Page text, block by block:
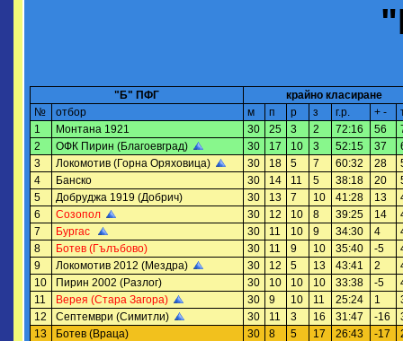
"Б" ПФГ
крайно класиране
№
отбор м п р з г.р. + -
1
Монтана 1921 30 25 3 2 72:16 56
2
ОФК Пирин (Благоевград) 30 17 10 3 52:15 37
3
Локомотив (Горна Оряховица) 30 18 5 7 60:32 28
4
Банско 30 14 11 5 38:18 20
5
Добруджа 1919 (Добрич) 30 13 7 10 41:28 13
6
Созопол 30 12 10 8 39:25 14
7
Бургас 30 11 10 9 34:30 4
8
Ботев (Гълъбово) 30 11 9 10 35:40 -5
9
Локомотив 2012 (Мездра) 30 12 5 13 43:41 2
10
Пирин 2002 (Разлог) 30 10 10 10 33:38 -5
11
Верея (Стара Загора) 30 9 10 11 25:24 1
12
Септември (Симитли) 30 11 3 16 31:47 -16
13
Ботев (Враца) 30 8 5 17 26:43 -17